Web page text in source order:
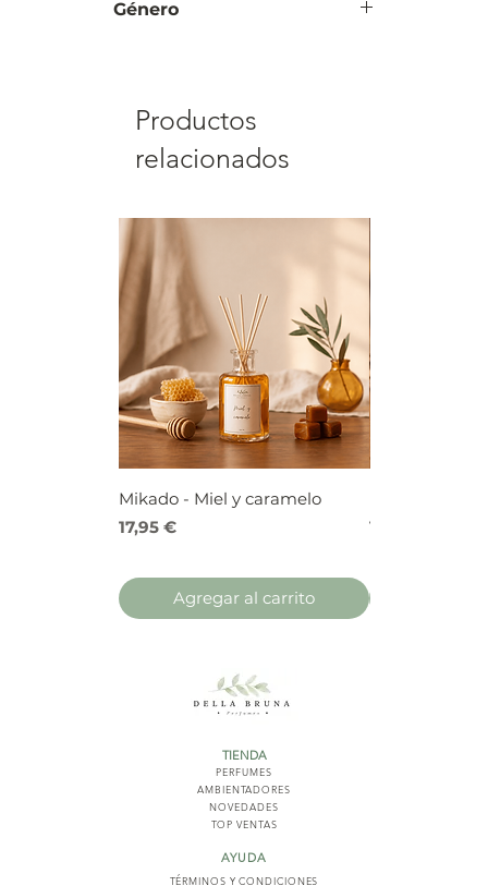
Género
Productos
relacionados
Mikado - Miel y caramelo
Precio
17,95 €
Agregar al carrito
Precio
17,95 €
TIENDA
PERFUMES
AMBIENTADORES
NOVEDADES
TOP VENTAS
AYUDA
TÉRMINOS Y CONDICIONES